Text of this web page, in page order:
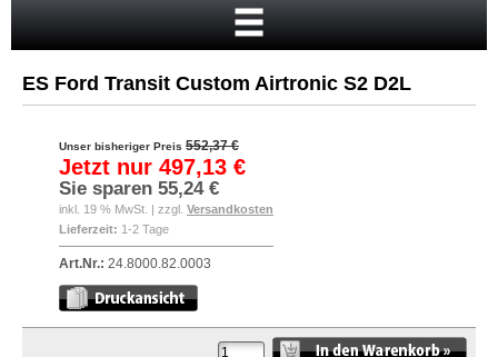
Kasse
Anmelden
ES Ford Transit Custom Airtronic S2 D2L
Unser bisheriger Preis 552,37 €
Jetzt nur 497,13 €
Sie sparen 55,24 €
inkl. 19 % MwSt. | zzgl. Versandkosten
Lieferzeit: 1-2 Tage
Art.Nr.: 24.8000.82.0003